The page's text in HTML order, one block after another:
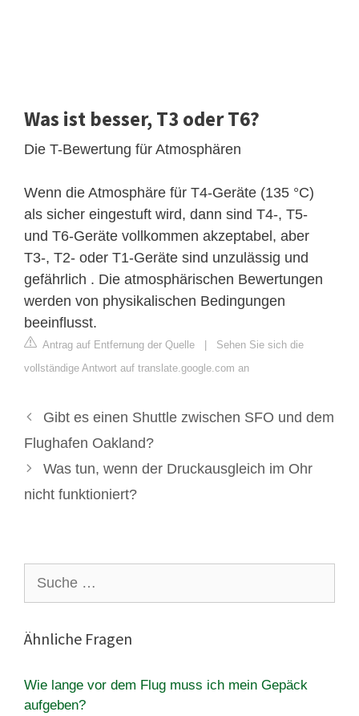
Was ist besser, T3 oder T6?
Die T-Bewertung für Atmosphären
Wenn die Atmosphäre für T4-Geräte (135 °C)
als sicher eingestuft wird, dann sind T4-, T5-
und T6-Geräte vollkommen akzeptabel, aber
T3-, T2- oder T1-Geräte sind unzulässig und
gefährlich . Die atmosphärischen Bewertungen
werden von physikalischen Bedingungen
beeinflusst.
Antrag auf Entfernung der Quelle | Sehen Sie sich die
vollständige Antwort auf translate.google.com an
Gibt es einen Shuttle zwischen SFO und dem
Flughafen Oakland?
Was tun, wenn der Druckausgleich im Ohr
nicht funktioniert?
nach:
Ähnliche Fragen
Wie lange vor dem Flug muss ich mein Gepäck
aufgeben?